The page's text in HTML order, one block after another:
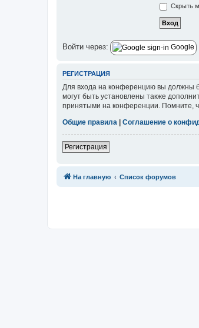
Скрыть
Войти через: Google
РЕГИСТРАЦИЯ
Для входа на конференцию вы должны
могут быть установлены также
принятыми на конференции. Помните,
Общие правила
Соглашение о
Регистрация
На главную Список форумов
Связаться с